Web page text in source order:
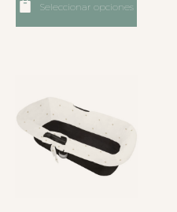
Seleccionar opciones